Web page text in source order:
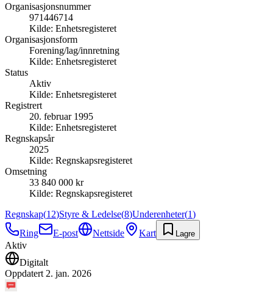
Organisasjonsnummer
971446714
Kilde: Enhetsregisteret
Organisasjonsform
Forening/lag/innretning
Kilde: Enhetsregisteret
Status
Aktiv
Kilde: Enhetsregisteret
Registrert
20. februar 1995
Kilde: Enhetsregisteret
Regnskapsår
2025
Kilde: Regnskapsregisteret
Omsetning
33 840 000 kr
Kilde: Regnskapsregisteret
Regnskap(12)Styre & Ledelse(8)Underenheter(1)
Ring
E-post Nettside Kart Lagre
Aktiv
Digitalt
Oppdatert 2. jan. 2026